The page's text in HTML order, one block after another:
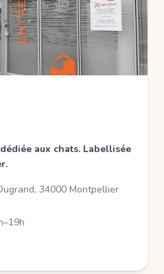
aux chats. Labellisée
34000 Montpellier